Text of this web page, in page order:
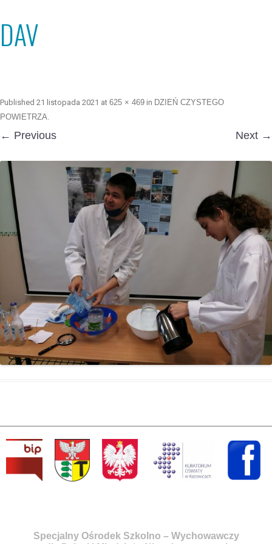
DAV
Published 21 listopada 2021 at 625 × 469 in DZIEŃ CZYSTEGO
POWIETRZA.
← Previous Next →
Specjalny Ośrodek Szkolno – Wychowawczy